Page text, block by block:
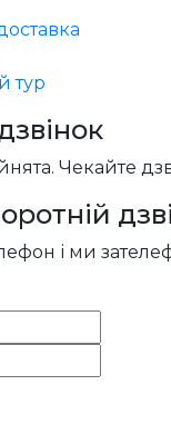
тур
Чекайте
і ми